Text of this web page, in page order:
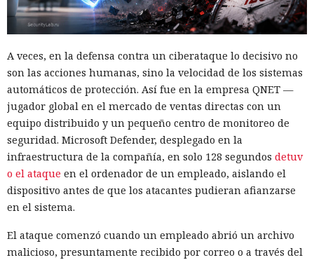
A veces, en la defensa contra un ciberataque lo decisivo no
son las acciones humanas, sino la velocidad de los sistemas
automáticos de protección. Así fue en la empresa QNET —
jugador global en el mercado de ventas directas con un
equipo distribuido y un pequeño centro de monitoreo de
seguridad. Microsoft Defender, desplegado en la
infraestructura de la compañía, en solo 128 segundos detuv
o el ataque en el ordenador de un empleado, aislando el
dispositivo antes de que los atacantes pudieran afianzarse
en el sistema.
El ataque comenzó cuando un empleado abrió un archivo
malicioso, presuntamente recibido por correo o a través del